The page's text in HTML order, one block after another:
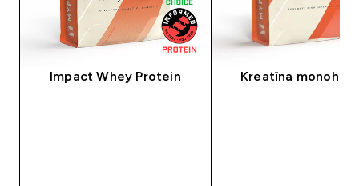
Impact Whey Protein Kreatīna